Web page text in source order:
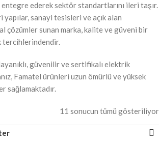
ederek sektör standartlarını ileri taşır.
sanayi tesisleri ve açık alan
çözümler sunan marka, kalite ve güveni bir
tercihlerindendir.
güvenilir ve sertifikalı elektrik
Famatel ürünleri uzun ömürlü ve yüksek
sağlamaktadır.
11 sonucun tümü gösteriliyor